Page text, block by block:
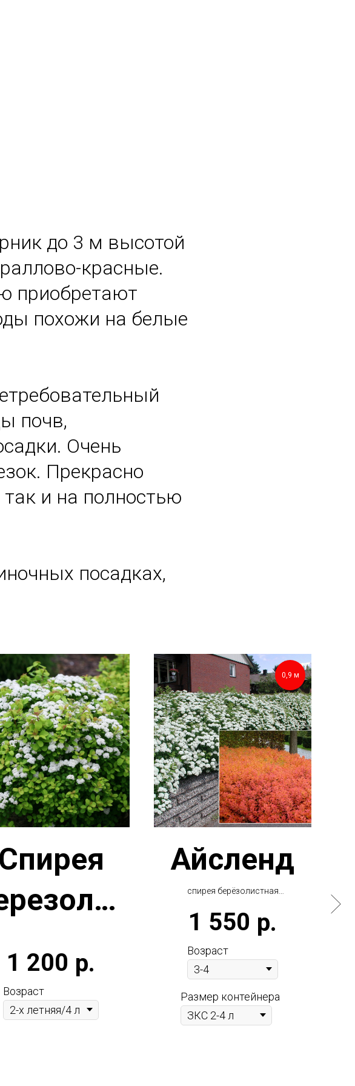
до 3 м высотой
красные.
приобретают
похожи на белые
почв,
Очень
Прекрасно
и на полностью
посадках,
Спирея
1 200 р.
Возраст
0,9 м
Айсленд
спирея берёзолистная
1 550 р.
Возраст
Размер контейнера